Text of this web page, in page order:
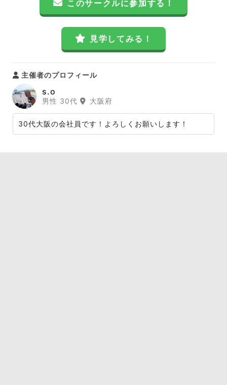
このサークルに参加する！
見学してみる！
主催者のプロフィール
s.o
男性 30代 大阪府
30代大阪の会社員です！よろしくお願いします！